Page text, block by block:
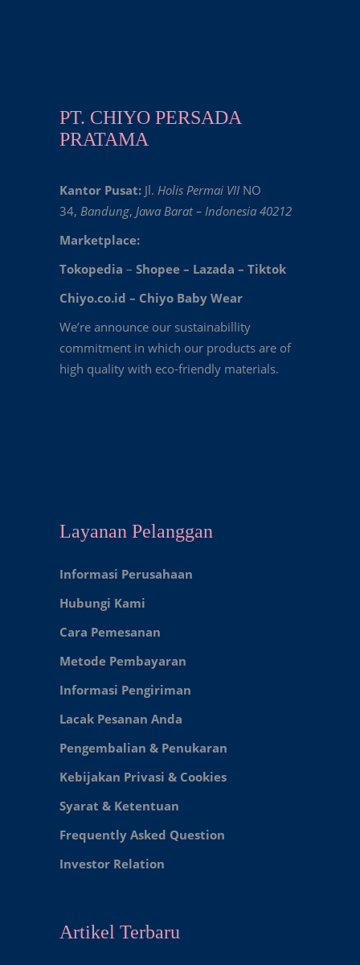
PT. CHIYO PERSADA
PRATAMA
Kantor Pusat: Jl. Holis Permai VII NO
34, Bandung, Jawa Barat – Indonesia 40212
Marketplace:
Tokopedia – Shopee – Lazada – Tiktok
Chiyo.co.id – Chiyo Baby Wear
We’re announce our sustainabillity
commitment in which our products are of
high quality with eco-friendly materials.
Layanan Pelanggan
Informasi Perusahaan
Hubungi Kami
Cara Pemesanan
Metode Pembayaran
Informasi Pengiriman
Lacak Pesanan Anda
Pengembalian & Penukaran
Kebijakan Privasi & Cookies
Syarat & Ketentuan
Frequently Asked Question
Investor Relation
Artikel Terbaru